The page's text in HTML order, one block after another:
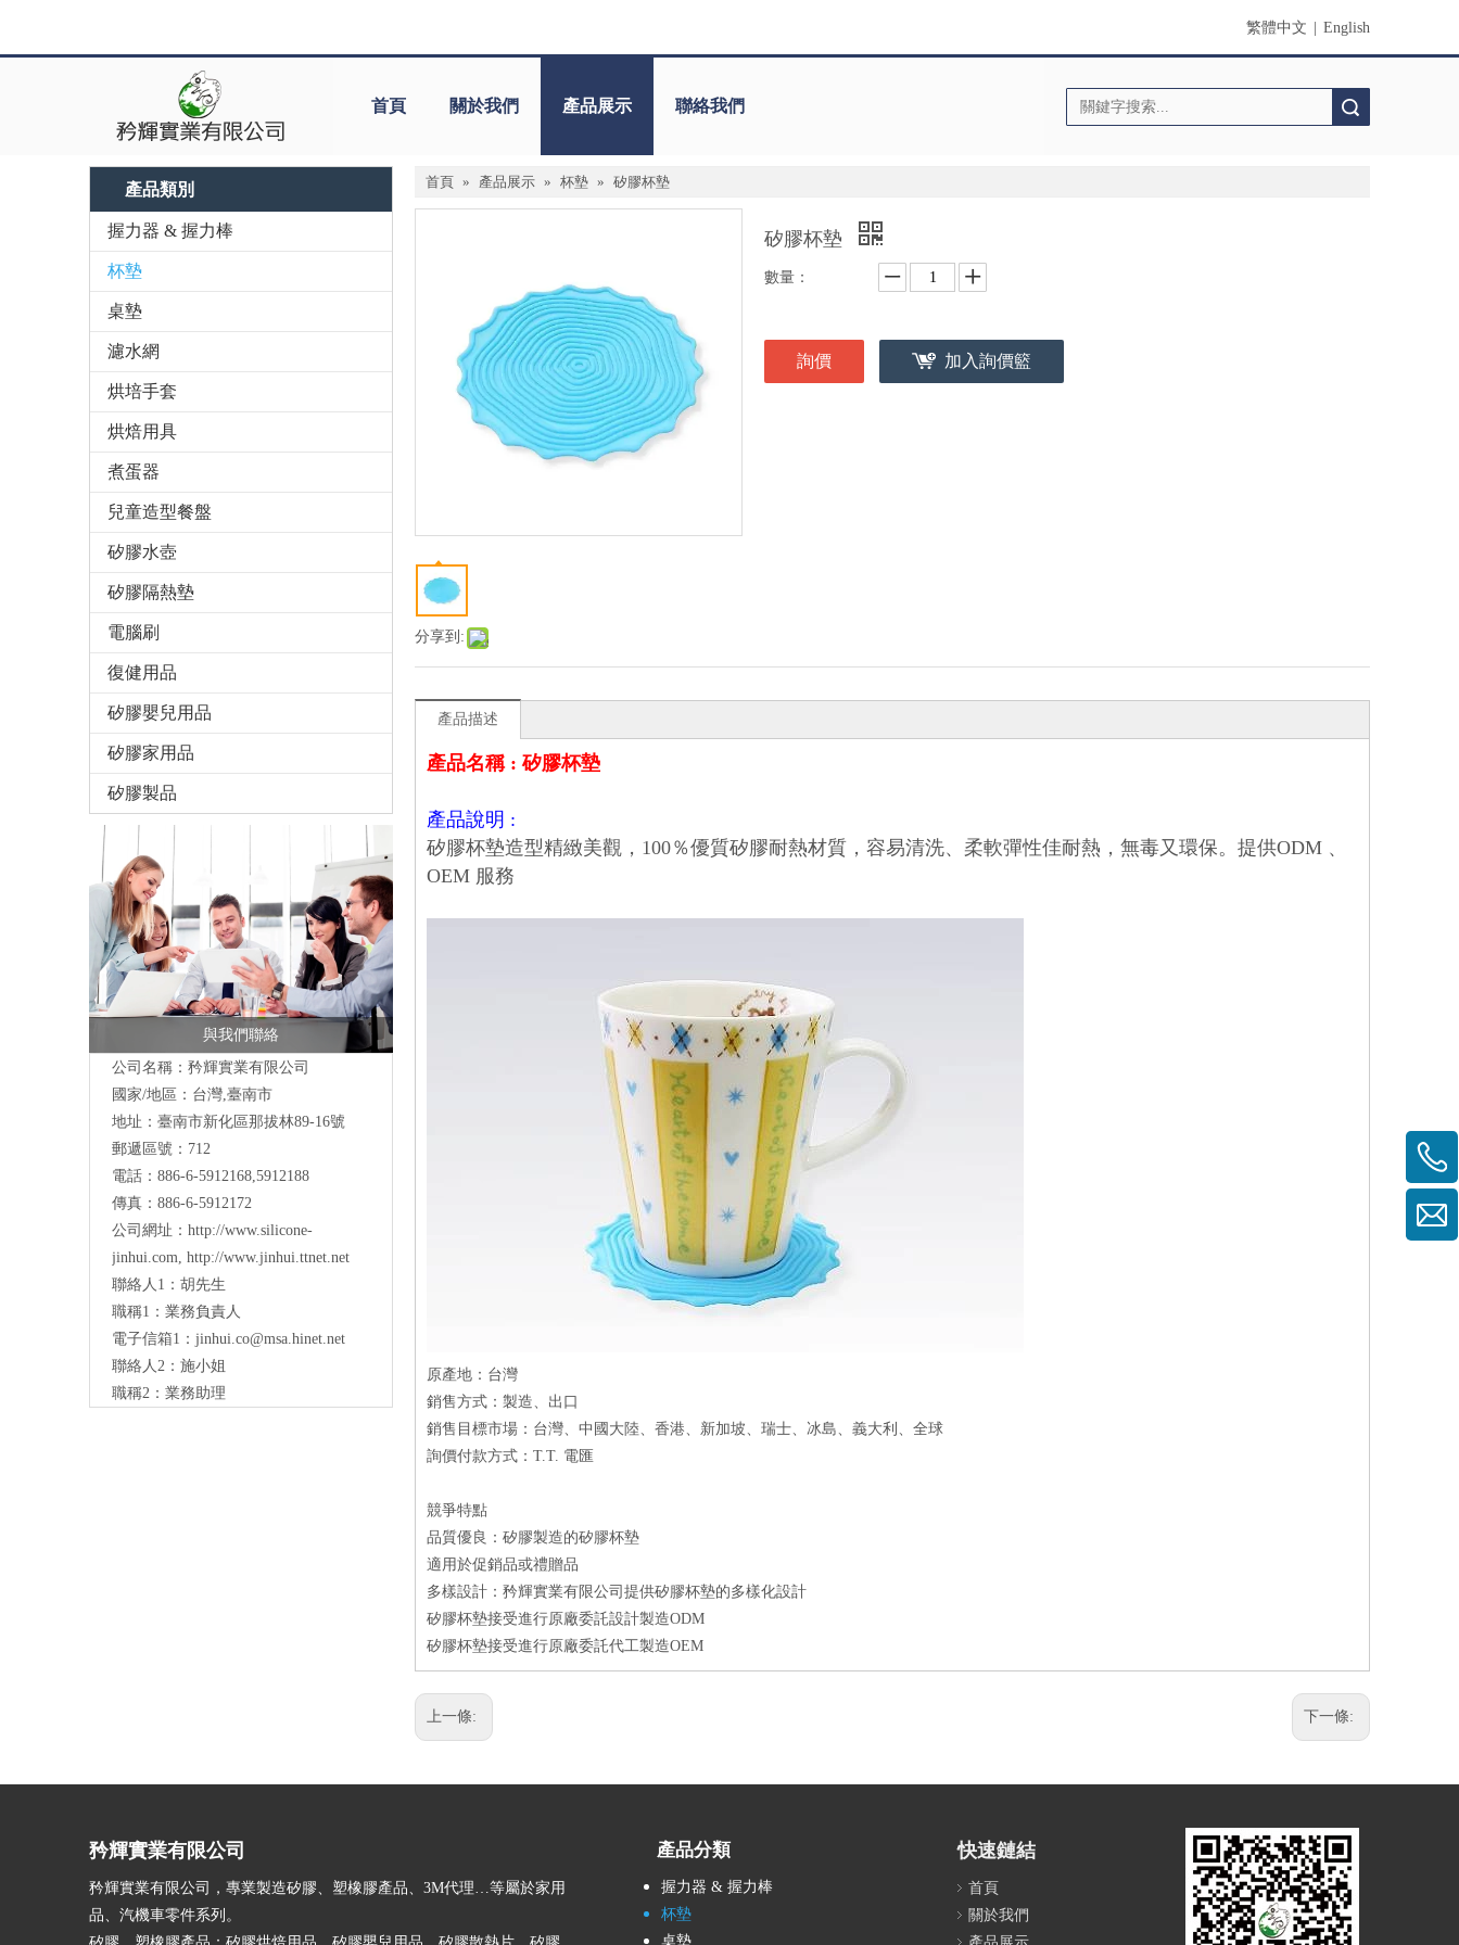
繁體中文 English
首頁 關於我們 產品展示 聯絡我們
產品類別
握力器 & 握力棒
杯墊
桌墊
濾水網
烘培手套
烘焙用具
煮蛋器
兒童造型餐盤
矽膠水壺
矽膠隔熱墊
電腦刷
復健用品
矽膠嬰兒用品
矽膠家用品
矽膠製品
與我們聯絡
公司名稱：矜輝實業有限公司
國家/地區：台灣,臺南市
地址：臺南市新化區那拔林89-16號
郵遞區號：712
電話：886-6-5912168,5912188
傳真：886-6-5912172
公司網址： http://www.silicone-
jinhui.com, http://www.jinhui.ttnet.net
聯絡人1：胡先生
職稱1：業務負責人
電子信箱1： jinhui.co@msa.hinet.net
聯絡人2：施小姐
職稱2：業務助理
首頁 » 產品展示 » 杯墊 » 矽膠杯墊
分享到:
矽膠杯墊
數量：
詢價 加入詢價籃
產品描述
產品名稱 : 矽膠杯墊
產品說明 :
矽膠杯墊造型精緻美觀，100％優質矽膠耐熱材質，容易清洗、柔軟彈性佳耐熱，無毒又環保。提供ODM 、
OEM 服務
原產地：台灣
銷售方式：製造、出口
銷售目標市場：台灣、中國大陸、香港、新加坡、瑞士、冰島、義大利、全球
詢價付款方式：T.T. 電匯
競爭特點
品質優良：矽膠製造的矽膠杯墊
適用於促銷品或禮贈品
多樣設計：矜輝實業有限公司提供矽膠杯墊的多樣化設計
矽膠杯墊接受進行原廠委託設計製造ODM
矽膠杯墊接受進行原廠委託代工製造OEM
上一條: 下一條:
矜輝實業有限公司
矜輝實業有限公司，專業製造矽膠、塑橡膠產品、3M代理…等屬於家用
品、汽機車零件系列。
產品分類
握力器 & 握力棒
杯墊
桌墊
快速鏈結
首頁
關於我們